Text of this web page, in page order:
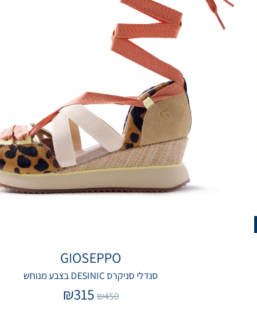
GIOSEPPO
סנדלי סניקרס DESINIC בצבע מנוחש
₪450
₪315